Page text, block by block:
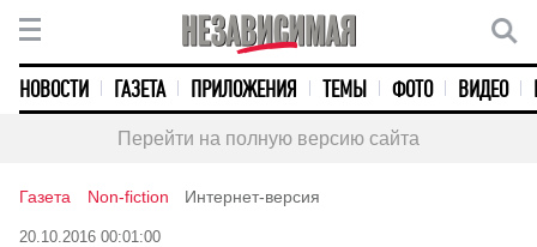
НОВОСТИ ГАЗЕТА ПРИЛОЖЕНИЯ ТЕМЫ ФОТО ВИДЕО
Перейти на полную версию сайта
Газета Non-fiction Интернет-версия
20.10.2016 00:01:00